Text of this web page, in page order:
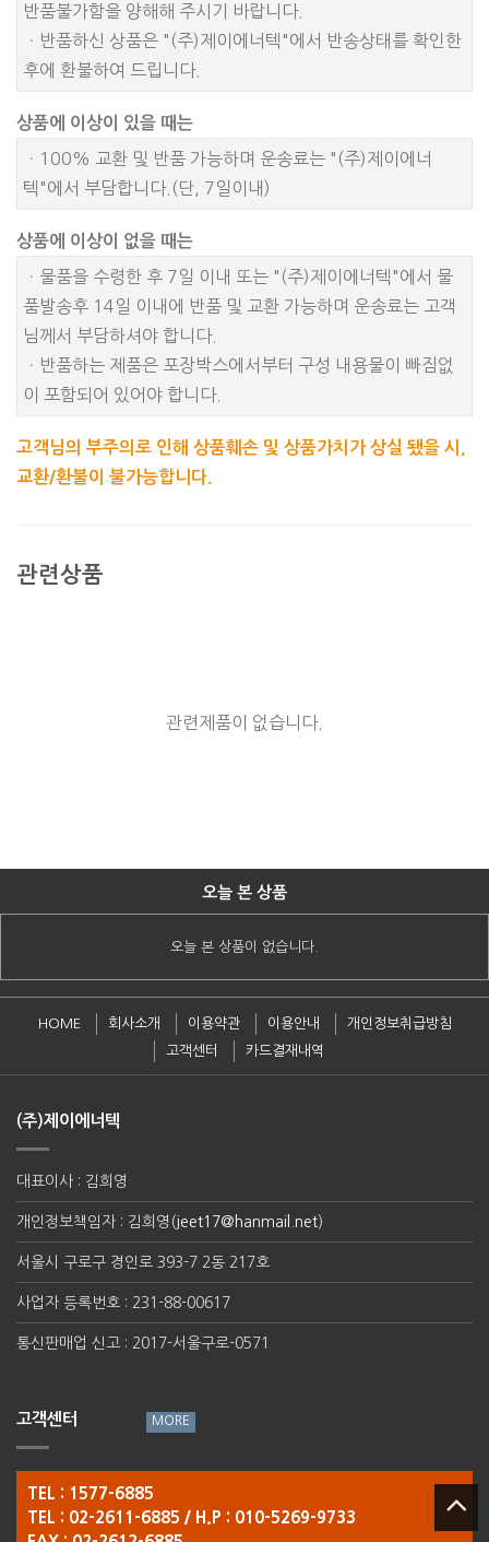
반품불가함을 양해해 주시기 바랍니다.
ㆍ반품하신 상품은 "(주)제이에너텍"에서 반송상태를 확인한
후에 환불하여 드립니다.
상품에 이상이 있을 때는
ㆍ100% 교환 및 반품 가능하며 운송료는 "(주)제이에너
텍"에서 부담합니다.(단, 7일이내)
상품에 이상이 없을 때는
ㆍ물품을 수령한 후 7일 이내 또는 "(주)제이에너텍"에서 물
품발송후 14일 이내에 반품 및 교환 가능하며 운송료는 고객
님께서 부담하셔야 합니다.
ㆍ반품하는 제품은 포장박스에서부터 구성 내용물이 빠짐없
이 포함되어 있어야 합니다.
고객님의 부주의로 인해 상품훼손 및 상품가치가 상실 됐을 시,
교환/환불이 불가능합니다.
관련상품
관련제품이 없습니다.
오늘 본 상품
오늘 본 상품이 없습니다.
HOME 회사소개 이용약관 이용안내
개인정보취급방침
고객센터
카드결재내역
(주)제이에너텍
대표이사 : 김희영
개인정보책임자 : 김희영( jeet17@hanmail.net)
서울시 구로구 경인로 393-7 2동 217호
사업자 등록번호 : 231-88-00617
통신판매업 신고 : 2017-서울구로-0571
고객센터
TEL : 1577-6885
TEL : 02-2611-6885 / H.P : 010-5269-9733